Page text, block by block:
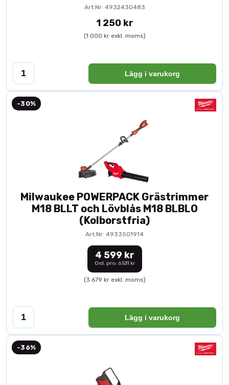
Art.Nr: 4932430483
1 250 kr
(1 000 kr exkl. moms)
Lägg i varukorg
-30%
Milwaukee POWERPACK Grästrimmer
M18 BLLT och Lövblås M18 BLBLO
(Kolborstfria)
Art.Nr: 4933501914
4 599 kr
Ord. pris: 6 531 kr
(3 679 kr exkl. moms)
Lägg i varukorg
-36%